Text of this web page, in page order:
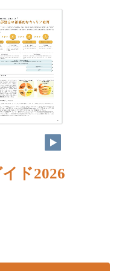
ド2026